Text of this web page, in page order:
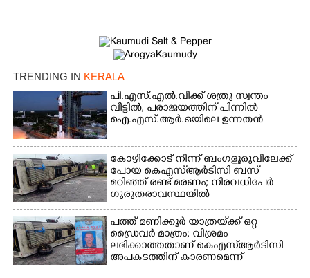
TRENDING IN KERALA
പി.എസ്.എൽ.വിക്ക് ശത്രു സ്വന്തം
വീട്ടിൽ,​ പരാജയത്തിന് പിന്നിൽ
ഐ.എസ്.ആർ.ഒയിലെ ഉന്നതൻ
കോഴിക്കോട് നിന്ന് ബംഗളൂരുവിലേക്ക്
പോയ കെഎസ്‌ആർടിസി ബസ്
മറിഞ്ഞ് രണ്ട് മരണം; നിരവധിപേർ
ഗുരുതരാവസ്ഥയിൽ
പത്ത് മണിക്കൂർ യാത്രയ്‌ക്ക് ഒറ്റ
ഡ്രൈവർ മാത്രം; വിശ്രമം
ലഭിക്കാത്തതാണ് കെഎസ്‌ആർടിസി
അപകടത്തിന് കാരണമെന്ന്
വിമർശനം